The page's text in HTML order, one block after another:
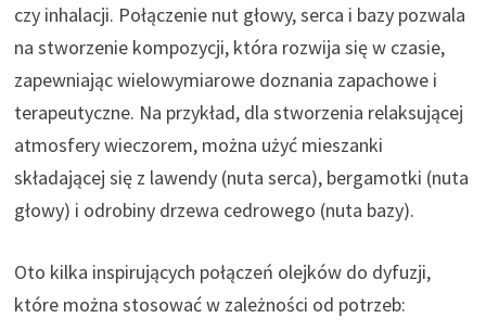
czy inhalacji. Połączenie nut głowy, serca i bazy pozwala
na stworzenie kompozycji, która rozwija się w czasie,
zapewniając wielowymiarowe doznania zapachowe i
terapeutyczne. Na przykład, dla stworzenia relaksującej
atmosfery wieczorem, można użyć mieszanki
składającej się z lawendy (nuta serca), bergamotki (nuta
głowy) i odrobiny drzewa cedrowego (nuta bazy).
Oto kilka inspirujących połączeń olejków do dyfuzji,
które można stosować w zależności od potrzeb: